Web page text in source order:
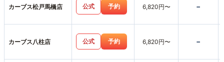
カーブス松戸馬橋店 公式 予約 6,820円〜 -
カーブス八柱店 公式 予約 6,820円〜 -